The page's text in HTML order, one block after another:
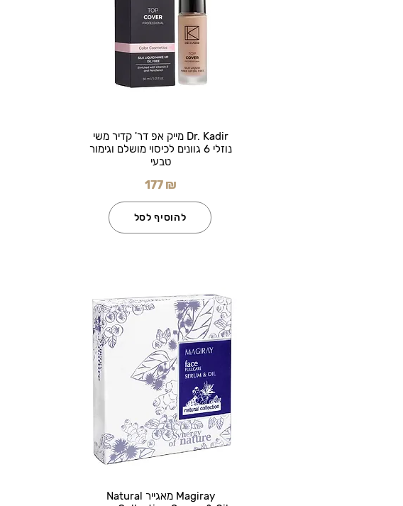
Dr. Kadir מייק אפ דר' קדיר משי
נוזלי 6 גוונים לכיסוי מושלם וגימור
טבעי
177 ₪
להוסיף לסל
Magiray מאגייר Natural